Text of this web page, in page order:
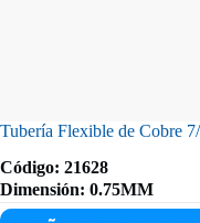
Tubería Flexible de Cobre
Código: 21628
Dimensión: 0.75MM